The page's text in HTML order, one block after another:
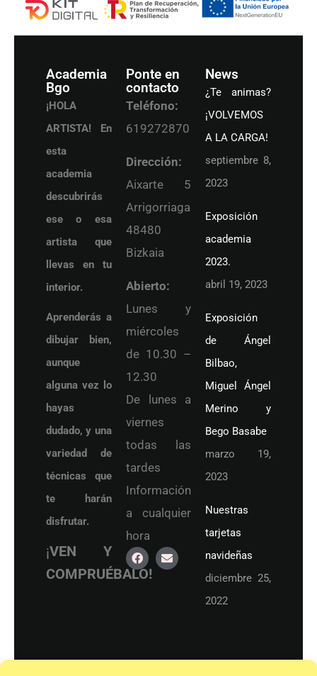
Academia
Bgo
¡HOLA
ARTISTA! En
esta
academia
descubrirás
ese o esa
artista que
llevas en tu
interior.
Aprenderás a
dibujar bien,
aunque
alguna vez lo
hayas
dudado, y una
variedad de
técnicas que
te harán
disfrutar.
¡VEN Y
COMPRUÉBALO!
Ponte en
contacto
Teléfono:
619272870
Dirección:
Aixarte 5
Arrigorriaga
48480
Bizkaia
Abierto:
Lunes y
miércoles
de 10.30 –
12.30
De lunes a
viernes
todas las
tardes
Información
a cualquier
hora
News
¿Te animas?
¡VOLVEMOS
A LA CARGA!
septiembre 8,
2023
Exposición
academia
2023.
abril 19, 2023
Exposición
de Ángel
Bilbao,
Miguel Ángel
Merino y
Bego Basabe
marzo 19,
2023
Nuestras
tarjetas
navideñas
diciembre 25,
2022